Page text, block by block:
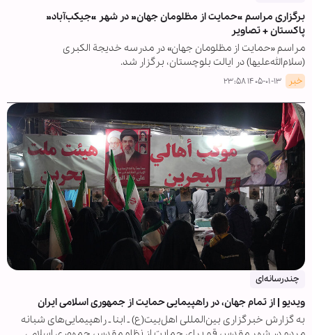
برگزاری مراسم «حمایت از مظلومان جهان» در شهر «جیکب‌آباد»
پاکستان + تصاویر
مراسم «حمایت از مظلومان جهان» در مدرسه خدیجة الکبری
(سلام‌الله‌علیها) در ایالت بلوچستان، برگزار شد.
خبر ۱۴۰۵-۰۱-۱۳ ۲۳:۵۸
چندرسانه‌ای
ویدیو | از تمام جهان، در راهپیمایی حمایت از جمهوری اسلامی ایران
به گزارش خبرگزاری بین‌المللی اهل‌بیت(ع) ـ ابنا ـ راهپیمایی‌های شبانه